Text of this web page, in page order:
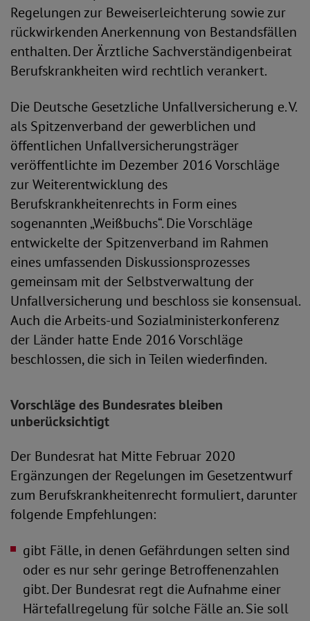
Regelungen zur Beweis­erleichterung sowie zur
rückwirkenden Anerkennung von Bestandsfällen
enthalten. Der Ärztliche Sachverständigenbeirat
Berufs­krankheiten wird rechtlich verankert.
Die Deutsche Gesetzliche Unfallversicherung e. V.
als Spitzenverband der gewerblichen und
öffentlichen Unfallversicherungsträger
veröffentlichte im Dezember 2016 Vorschläge
zur Weiterent­wicklung des
Berufskrankheitenrechts in Form eines
sogenannten „Weißbuchs“. Die Vorschläge
entwickelte der Spitzenverband im Rahmen
eines umfassenden Diskussionsprozesses
gemeinsam mit der Selbstverwaltung der
Unfallversicherung und beschloss sie konsensual.
Auch die Arbeits-und Sozialministerkonferenz
der Länder hatte Ende 2016 Vorschläge
beschlossen, die sich in Teilen wiederfinden.
Vorschläge des Bundesrates bleiben
unberücksichtigt
Der Bundesrat hat Mitte Februar 2020
Ergänzungen der Regelungen im Gesetzent­wurf
zum Berufskrankheitenrecht formuliert, darunter
folgende Empfehlungen:
gibt Fälle, in denen Gefährdungen selten sind
oder es nur sehr geringe Betroffenenzahlen
gibt. Der Bundesrat regt die Aufnahme einer
Härtefallregelung für solche Fälle an. Sie soll